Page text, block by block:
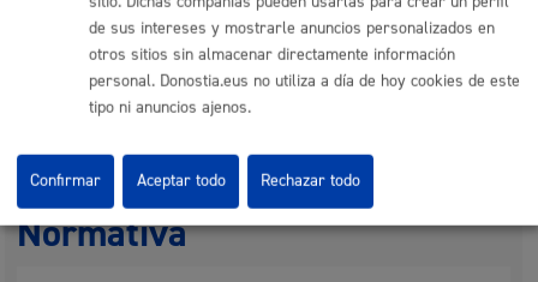
Responsable de la tramitación
Normativa
de sus intereses y mostrarle anuncios personalizados en
otros sitios sin almacenar directamente información
personal. Donostia.eus no utiliza a día de hoy cookies de este
tipo ni anuncios ajenos.
Rechazar todo
Confirmar Aceptar todo